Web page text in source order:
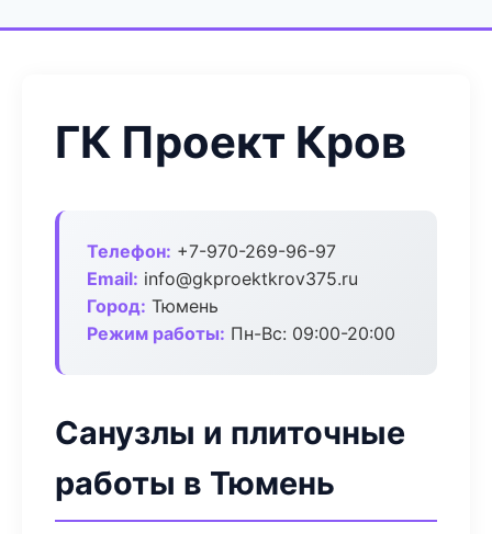
ГК Проект Кров
Телефон: +7-970-269-96-97
Email: info@gkproektkrov375.ru
Город: Тюмень
Режим работы: Пн-Вс: 09:00-20:00
Санузлы и плиточные
работы в Тюмень